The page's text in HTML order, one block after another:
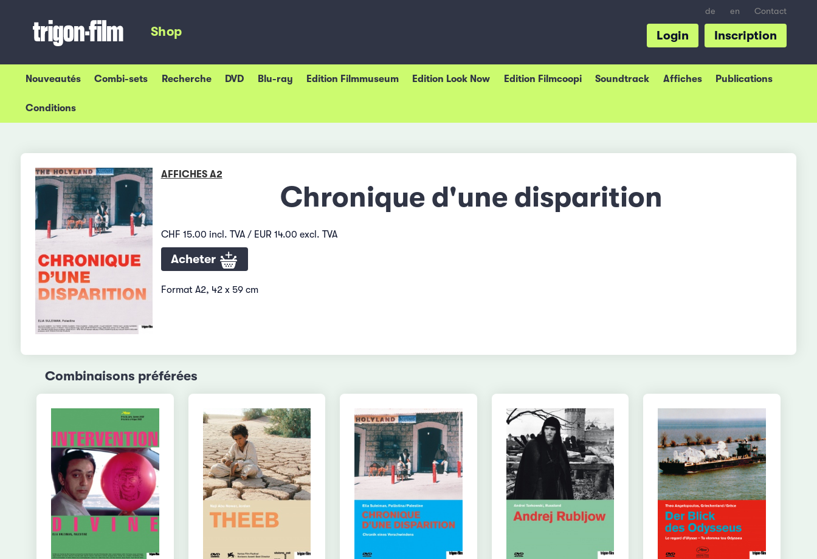
de en Contact
Shop Inscription
Login
Nouveautés Combi-sets Recherche DVD Blu-ray Edition Filmmuseum Edition Look Now Edition Filmcoopi Soundtrack Affiches Publications
Conditions
AFFICHES A2
Chronique d'une disparition
CHF 15.00 incl. TVA / EUR 14.00 excl. TVA
Acheter
Format A2, 42 x 59 cm
Combinaisons préférées